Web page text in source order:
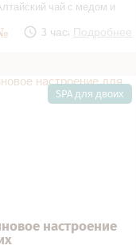
чай с медом и
3 часа Подробнее
настроение для
салоне
настроение
SPA для двоих
В подарок!